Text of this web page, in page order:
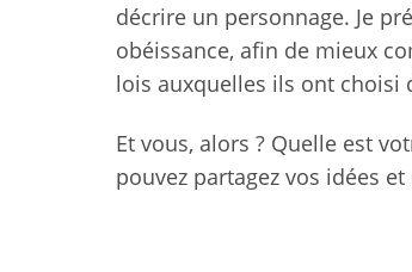
décrire un personnage. Je
obéissance, afin de mieux
lois auxquelles ils ont choisi
Et vous, alors ? Quelle est
pouvez partagez vos idées